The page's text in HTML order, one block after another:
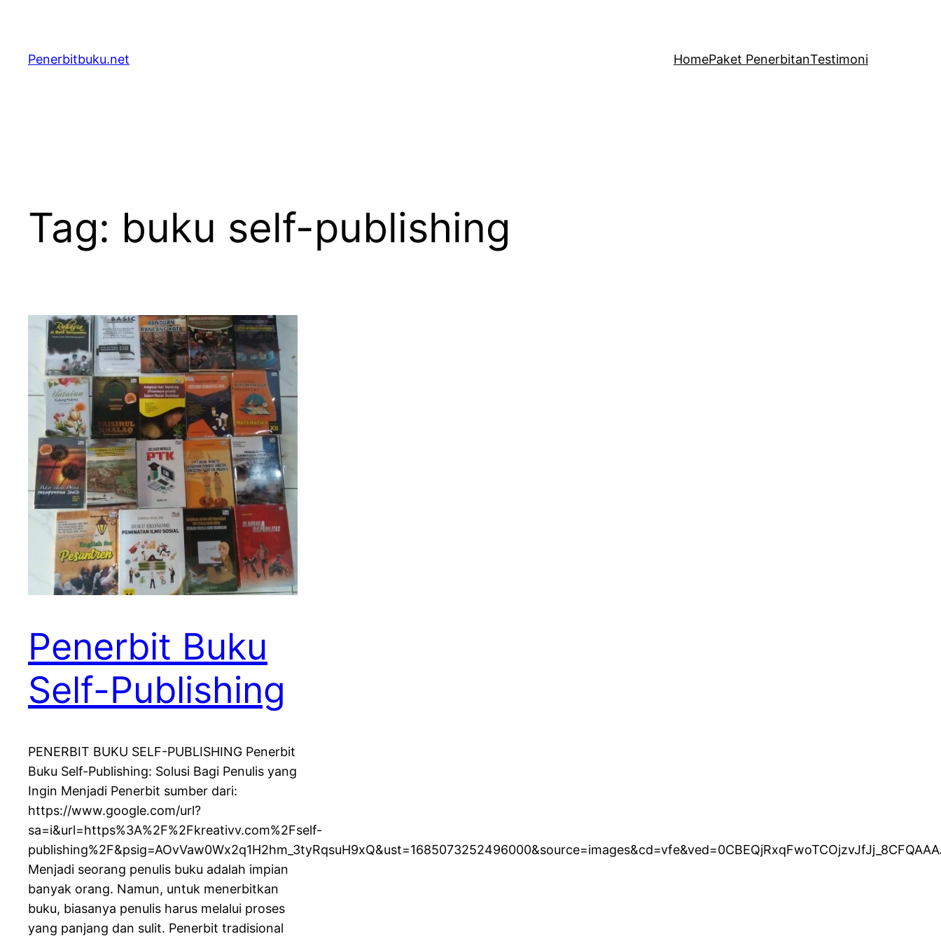
content
Penerbitbuku.net HomePaket PenerbitanTestimoni
Tag: buku self-publishing
Penerbit Buku
Self-Publishing
PENERBIT BUKU SELF-PUBLISHING Penerbit
Buku Self-Publishing: Solusi Bagi Penulis yang
Ingin Menjadi Penerbit sumber dari:
https://www.google.com/url?
sa=i&url=https%3A%2F%2Fkreativv.com%2Fself-
Menjadi seorang penulis buku adalah impian
banyak orang. Namun, untuk menerbitkan
buku, biasanya penulis harus melalui proses
yang panjang dan sulit. Penerbit tradisional